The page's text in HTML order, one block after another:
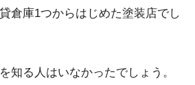
倉庫1つからはじめた塗装店でし
知る人はいなかったでしょう。